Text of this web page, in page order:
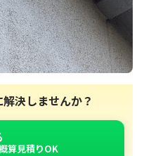
決しませんか？
算見積りOK